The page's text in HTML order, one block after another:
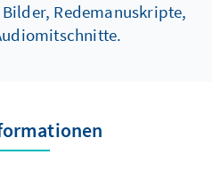
Redemanuskripte,